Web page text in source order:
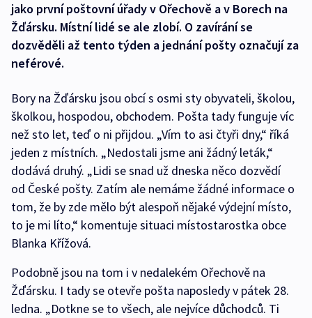
jako první poštovní úřady v Ořechově a v Borech na
Žďársku. Místní lidé se ale zlobí. O zavírání se
dozvěděli až tento týden a jednání pošty označují za
neférové.
Bory na Žďársku jsou obcí s osmi sty obyvateli, školou,
školkou, hospodou, obchodem. Pošta tady funguje víc
než sto let, teď o ni přijdou. „Vím to asi čtyři dny,“ říká
jeden z místních. „Nedostali jsme ani žádný leták,“
dodává druhý. „Lidi se snad už dneska něco dozvědí
od České pošty. Zatím ale nemáme žádné informace o
tom, že by zde mělo být alespoň nějaké výdejní místo,
to je mi líto,“ komentuje situaci místostarostka obce
Blanka Křížová.
Podobně jsou na tom i v nedalekém Ořechově na
Žďársku. I tady se otevře pošta naposledy v pátek 28.
ledna. „Dotkne se to všech, ale nejvíce důchodců. Ti